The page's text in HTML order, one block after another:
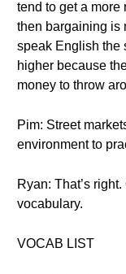
tend to get a
then bargaining is
speak English the
higher because
money to throw
Pim: Street
environment to
Ryan: That’s
vocabulary.
VOCAB LIST